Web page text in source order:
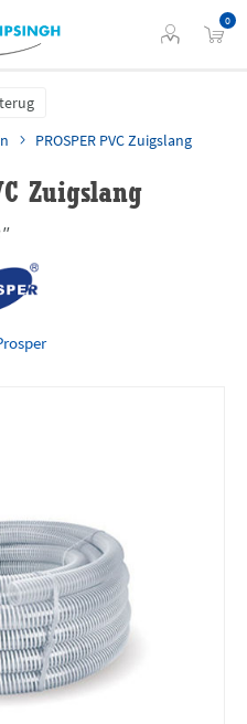
0
PROSPER PVC Zuigslang
Zuigslang